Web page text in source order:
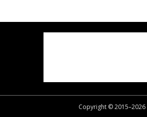
Copyright © 2015–2026